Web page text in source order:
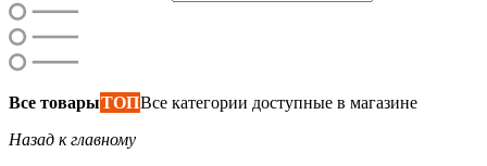
Все товарыТОПВсе категории доступные в магазине
Назад к главному